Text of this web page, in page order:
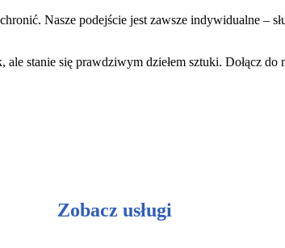
Nasze podejście jest zawsze indywidualne –
stanie się prawdziwym dziełem sztuki. Dołącz
Zobacz usługi